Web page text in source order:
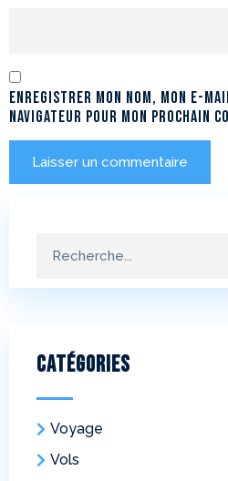
Enregistrer mon nom, mon e-
navigateur pour mon prochain
Catégories
Voyage
Vols